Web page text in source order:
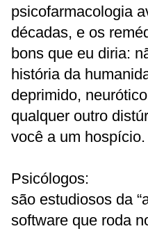
psicofarmacologia
décadas, e os
bons que eu diria:
história da
deprimido,
qualquer outro
você a um hospício.
Psicólogos:
são estudiosos da
software que roda